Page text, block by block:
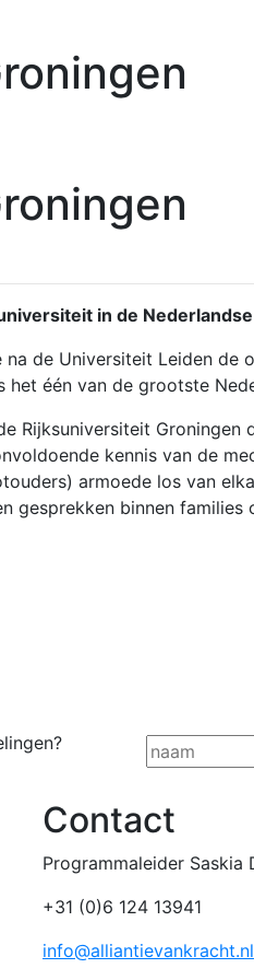
in de
de Universiteit Leiden
één van de grootste
Rijksuniversiteit
kennis van de
armoede los van
gesprekken binnen
Contact
Programmaleider Saskia
+31 (0)6 124 13941
info@alliantievankracht.nl